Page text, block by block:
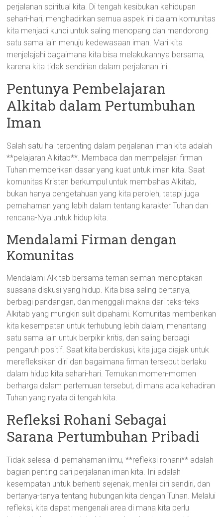
perjalanan spiritual kita. Di tengah kesibukan kehidupan
sehari-hari, menghadirkan semua aspek ini dalam komunitas
kita menjadi kunci untuk saling menopang dan mendorong
satu sama lain menuju kedewasaan iman. Mari kita
menjelajahi bagaimana kita bisa melakukannya bersama,
karena kita tidak sendirian dalam perjalanan ini.
Pentunya Pembelajaran
Alkitab dalam Pertumbuhan
Iman
Salah satu hal terpenting dalam perjalanan iman kita adalah
**pelajaran Alkitab**. Membaca dan mempelajari firman
Tuhan memberikan dasar yang kuat untuk iman kita. Saat
komunitas Kristen berkumpul untuk membahas Alkitab,
bukan hanya pengetahuan yang kita peroleh, tetapi juga
pemahaman yang lebih dalam tentang karakter Tuhan dan
rencana-Nya untuk hidup kita.
Mendalami Firman dengan
Komunitas
Mendalami Alkitab bersama teman seiman menciptakan
suasana diskusi yang hidup. Kita bisa saling bertanya,
berbagi pandangan, dan menggali makna dari teks-teks
Alkitab yang mungkin sulit dipahami. Komunitas memberikan
kita kesempatan untuk terhubung lebih dalam, menantang
satu sama lain untuk berpikir kritis, dan saling berbagi
pengaruh positif. Saat kita berdiskusi, kita juga diajak untuk
merefleksikan diri dan bagaimana firman tersebut berlaku
dalam hidup kita sehari-hari. Temukan momen-momen
berharga dalam pertemuan tersebut, di mana ada kehadiran
Tuhan yang nyata di tengah kita.
Refleksi Rohani Sebagai
Sarana Pertumbuhan Pribadi
Tidak selesai di pemahaman ilmu, **refleksi rohani** adalah
bagian penting dari perjalanan iman kita. Ini adalah
kesempatan untuk berhenti sejenak, menilai diri sendiri, dan
bertanya-tanya tentang hubungan kita dengan Tuhan. Melalui
refleksi, kita dapat mengenali area di mana kita perlu